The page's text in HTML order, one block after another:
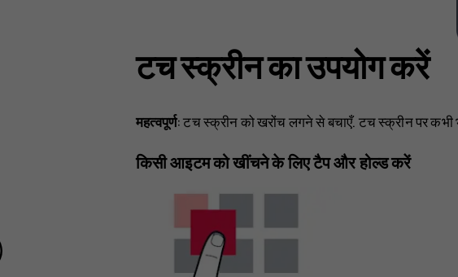
टच स्क्रीन का उपयोग करें
महत्वपूर्ण: टच स्क्रीन को खरोंच लगने से बचाएँ. टच स्क्रीन पर कभी
किसी आइटम को खींचने के लिए टैप और होल्ड करें